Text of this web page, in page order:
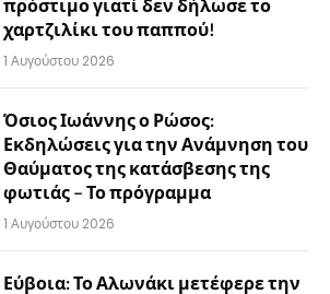
πρόστιμο γιατί δεν δήλωσε το
χαρτζιλίκι του παππού!
1 Αυγούστου 2026
Όσιος Ιωάννης ο Ρώσος:
Εκδηλώσεις για την Ανάμνηση του
Θαύματος της κατάσβεσης της
φωτιάς – Το πρόγραμμα
1 Αυγούστου 2026
Εύβοια: Το Αλωνάκι μετέφερε την